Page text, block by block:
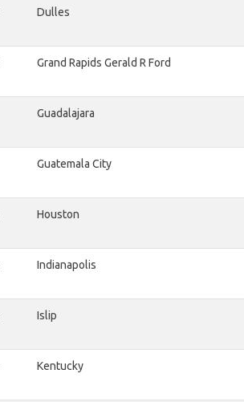
Dulles
Grand Rapids Gerald R Ford
Guadalajara
Guatemala City
Houston
Indianapolis
Islip
Kentucky